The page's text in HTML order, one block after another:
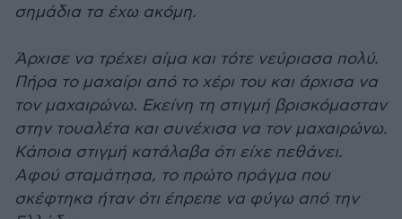
σημάδια τα έχω ακόμη.
Άρχισε να τρέχει αίμα και τότε νεύριασα πολύ.
Πήρα το μαχαίρι από το χέρι του και άρχισα να
τον μαχαιρώνω. Εκείνη τη στιγμή βρισκόμασταν
στην τουαλέτα και συνέχισα να τον μαχαιρώνω.
Κάποια στιγμή κατάλαβα ότι είχε πεθάνει.
Αφού σταμάτησα, το πρώτο πράγμα που
σκέφτηκα ήταν ότι έπρεπε να φύγω από την